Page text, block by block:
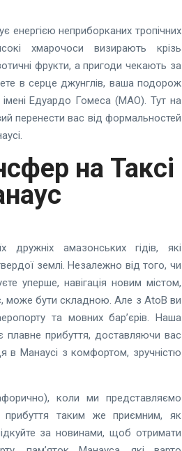
енергією неприборканих тропічних
хмарочоси визирають крізь
фрукти, а пригоди чекають за
в серце джунглів, ваша подорож
Едуардо Гомеса (MAO). Тут на
перенести вас від формальностей
на Таксі
амазонських гідів, які
землі. Незалежно від того, чи
уперше, навігація новим містом,
може бути складною. Але з AtoB ви
та мовних бар’єрів. Наша
плавне прибуття, доставляючи вас
в Манаусі з комфортом, зручністю
коли ми представляємо
таким же приємним, як
за новинами, щоб отримати